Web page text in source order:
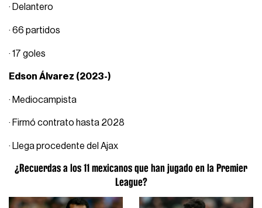
· Delantero
· 66 partidos
· 17 goles
Edson Álvarez (2023-)
· Mediocampista
· Firmó contrato hasta 2028
· Llega procedente del Ajax
¿Recuerdas a los 11 mexicanos que han jugado en la Premier
League?